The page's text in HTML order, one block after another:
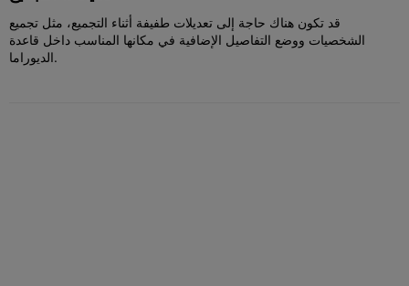
قد تكون هناك حاجة إلى تعديلات طفيفة أثناء التجميع، مثل تجميع
الشخصيات ووضع التفاصيل الإضافية في مكانها المناسب داخل قاعدة
الديوراما.